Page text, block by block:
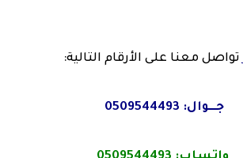
تواصل معنا على الأرقام التالية:
جـــوال: 0509544493